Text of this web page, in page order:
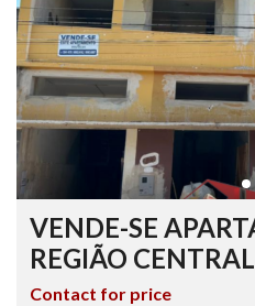
VENDE-SE
REGIÃO
Contact for price